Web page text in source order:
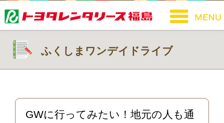
ふくしまワンデイドライブ
GWに行ってみたい！地元の人も通